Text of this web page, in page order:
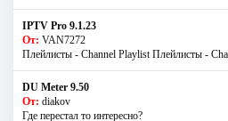
IPTV Pro 9.1.23
От: VAN7272
Плейлисты - Channel Playlist Плейлисты -
DU Meter 9.50
От: diakov
Где перестал то интересно?